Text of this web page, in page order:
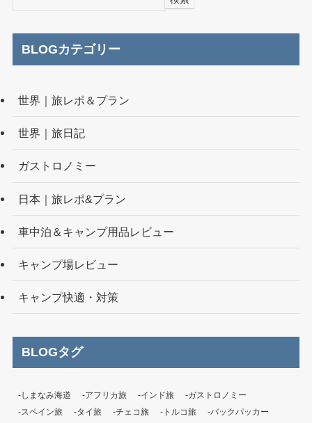
BLOGカテゴリー
世界｜旅レポ＆プラン
世界｜旅日記
ガストロノミー
日本｜旅レポ&プラン
車中泊＆キャンプ用品レビュー
キャンプ場レビュー
キャンプ快適・対策
BLOGタグ
-しまなみ海道 -アフリカ旅 -インド旅
-ガストロノミー
-スペイン旅
-タイ旅 -チェコ旅 -トルコ旅
-バックパッカー